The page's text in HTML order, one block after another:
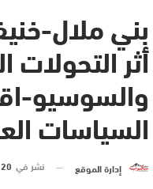
بني ملال-
أثر التحولات
والسوسيو-
السياسات
إدارة الموقع نشر في 20 مايو 2026 الساعة 0 و 25 دقيقة